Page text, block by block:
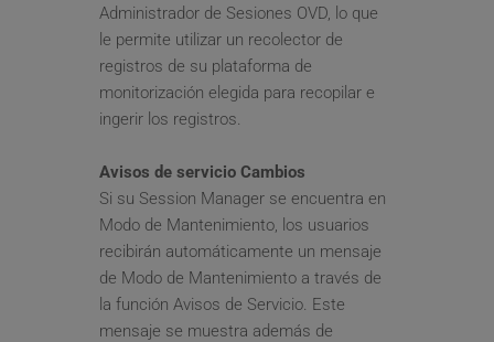
Administrador de Sesiones OVD, lo que
le permite utilizar un recolector de
registros de su plataforma de
monitorización elegida para recopilar e
ingerir los registros.
Avisos de servicio Cambios
Si su Session Manager se encuentra en
Modo de Mantenimiento, los usuarios
recibirán automáticamente un mensaje
de Modo de Mantenimiento a través de
la función Avisos de Servicio. Este
mensaje se muestra además de